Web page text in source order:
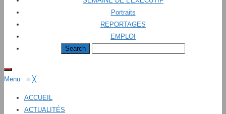
Portraits
REPORTAGES
EMPLOI
Menu ≡ ╳
ACCUEIL
ACTUALITÉS